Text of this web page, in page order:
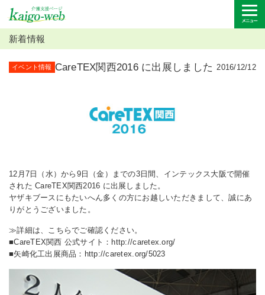
新着情報
イベント情報 2016/12/12
CareTEX関西2016 に出展しました
12月7日（水）から9日（金）までの3日間、インテックス大阪で開催
された CareTEX関西2016 に出展しました。
ヤザキブースにもたいへん多くの方にお越しいただきまして、誠にあ
りがとうございました。
≫詳細は、こちらでご確認ください。
■CareTEX関西 公式サイト： http://caretex.org/
■矢崎化工出展商品： http://caretex.org/5023